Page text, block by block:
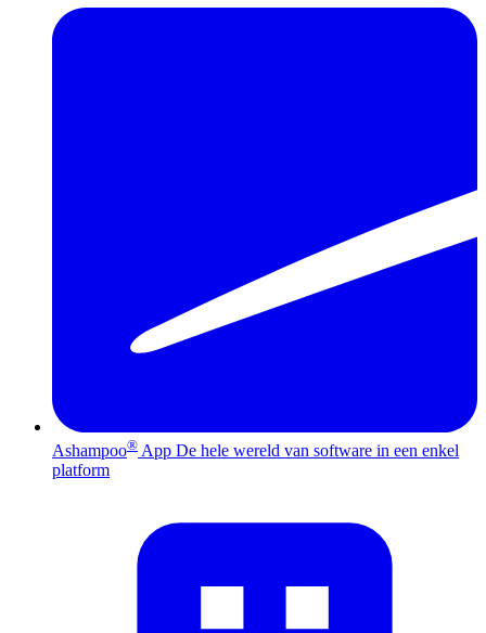
Ashampoo® App De hele wereld van software in een enkel
platform